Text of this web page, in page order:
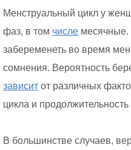
Менструальный цикл у
фаз, в том числе месячные.
забеременеть во время
сомнения. Вероятность
зависит от различных
цикла и
В большинстве случаев,